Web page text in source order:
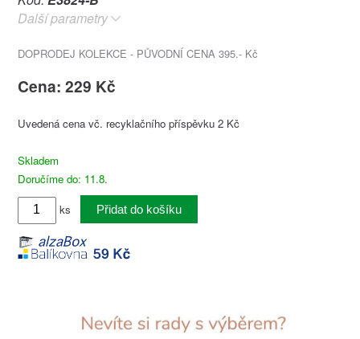
Další parametry
DOPRODEJ KOLEKCE - PŮVODNÍ CENA 395.- Kč
Cena: 229 Kč
Uvedená cena vč. recyklačního příspěvku 2 Kč
Skladem
Doručíme do: 11.8.
ks
Přidat do košíku